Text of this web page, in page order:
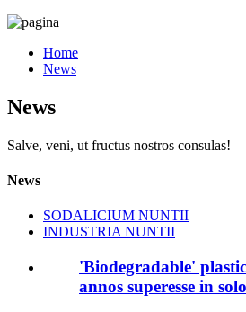
Home
News
News
Salve, veni, ut fructus nostros consulas!
News
SODALICIUM NUNTII
INDUSTRIA NUNTII
'Biodegradable'
annos superesse in solo